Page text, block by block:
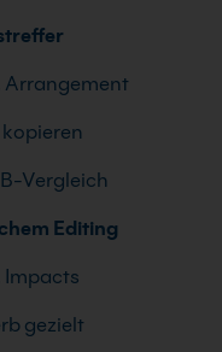
Arrangement
Vergleich
Editing
Impacts
gezielt